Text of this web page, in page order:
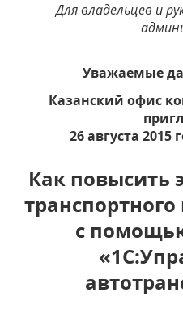
Для владельцев и
Уважаемые
Казанский офис
26 августа 2015
Как повысить
с